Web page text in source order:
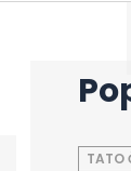
TATO